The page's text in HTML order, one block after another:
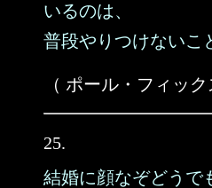
いるのは、
普段やりつけないこ
（ ポール・フィック
25.
結婚に顔なぞどうで